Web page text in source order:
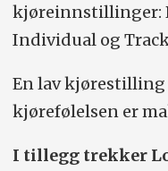
kjøreinnstillinger:
Individual og
En lav
kjørefølelsen er
I tillegg trekker